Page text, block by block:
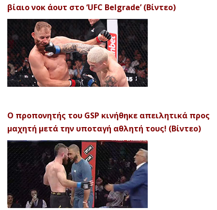
βίαιο νοκ άουτ στο ‘UFC Belgrade’ (Βίντεο)
Ο προπονητής του GSP κινήθηκε απειλητικά προς
μαχητή μετά την υποταγή αθλητή τους! (Βίντεο)